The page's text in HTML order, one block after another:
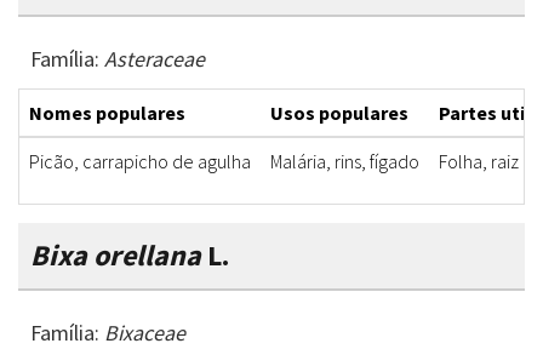
Família: Asteraceae
Nomes populares Usos populares
Partes
Picão, carrapicho de agulha
Malária, rins, fígado Folha, raiz
Bixa orellanaL.
Família: Bixaceae